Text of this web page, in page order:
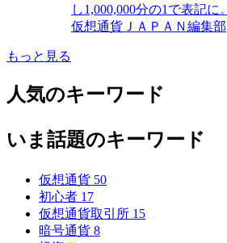
し1,000,000分の1で表記に。
仮想通貨ＪＡＰＡＮ編集部
もっと見る
人気のキーワード
いま話題のキーワード
仮想通貨 50
初心者 17
仮想通貨取引所 15
暗号通貨 8